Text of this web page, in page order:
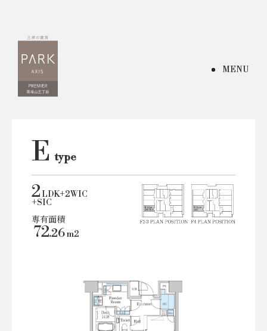
MENU
E type
2LDK+2WIC
+SIC
専有面積
72.26m2